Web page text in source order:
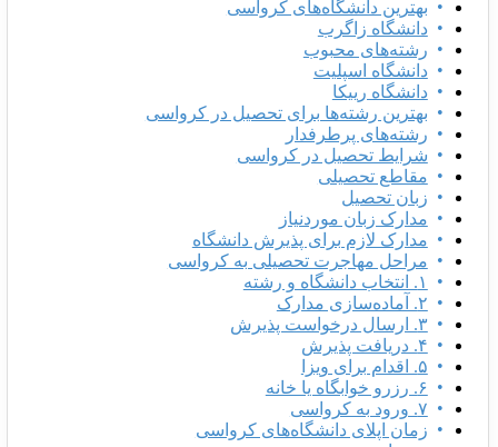
بهترین دانشگاه‌های کرواسی
دانشگاه زاگرب
رشته‌های محبوب
دانشگاه اسپلیت
دانشگاه رییکا
بهترین رشته‌ها برای تحصیل در کرواسی
رشته‌های پرطرفدار
شرایط تحصیل در کرواسی
مقاطع تحصیلی
زبان تحصیل
مدارک زبان موردنیاز
مدارک لازم برای پذیرش دانشگاه
مراحل مهاجرت تحصیلی به کرواسی
۱. انتخاب دانشگاه و رشته
۲. آماده‌سازی مدارک
۳. ارسال درخواست پذیرش
۴. دریافت پذیرش
۵. اقدام برای ویزا
۶. رزرو خوابگاه یا خانه
۷. ورود به کرواسی
زمان اپلای دانشگاه‌های کرواسی